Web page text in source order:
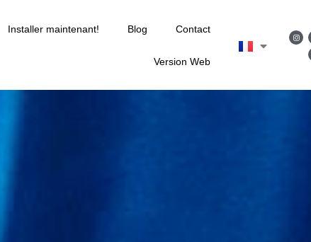
Installer maintenant! Blog Contact
Version Web